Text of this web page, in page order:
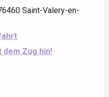
Saint-Valery-en-
dem Zug hin!